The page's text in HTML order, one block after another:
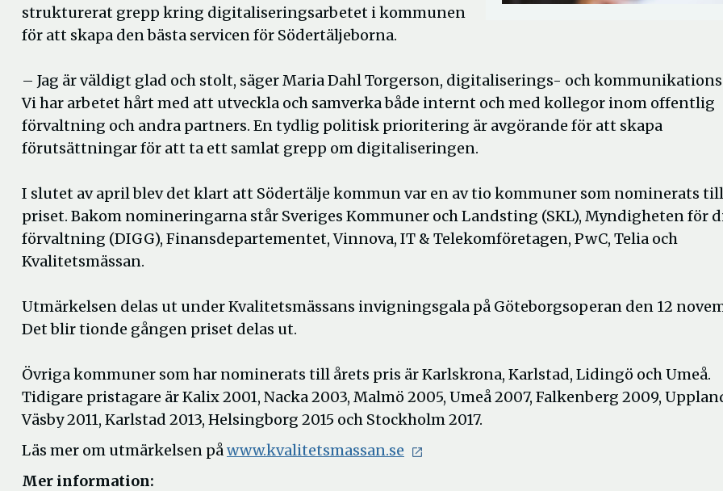
strukturerat grepp kring digitaliseringsarbetet i kommunen
för att skapa den bästa servicen för Södertäljeborna.
– Jag är väldigt glad och stolt, säger Maria Dahl Torgerson, digitaliserings- och
Vi har arbetet hårt med att utveckla och samverka både internt och med kollegor inom offentlig
förvaltning och andra partners. En tydlig politisk prioritering är avgörande för att skapa
förutsättningar för att ta ett samlat grepp om digitaliseringen.
I slutet av april blev det klart att Södertälje kommun var en av tio kommuner som nominerats till
priset. Bakom nomineringarna står Sveriges Kommuner och Landsting (SKL), Myndigheten för
förvaltning (DIGG), Finansdepartementet, Vinnova, IT & Telekomföretagen, PwC, Telia och
Kvalitetsmässan.
Utmärkelsen delas ut under Kvalitetsmässans invigningsgala på Göteborgsoperan den 12
Det blir tionde gången priset delas ut.
Övriga kommuner som har nominerats till årets pris är Karlskrona, Karlstad, Lidingö och Umeå.
Tidigare pristagare är Kalix 2001, Nacka 2003, Malmö 2005, Umeå 2007, Falkenberg 2009,
Väsby 2011, Karlstad 2013, Helsingborg 2015 och Stockholm 2017.
Läs mer om utmärkelsen påwww.kvalitetsmassan.se
Mer information: